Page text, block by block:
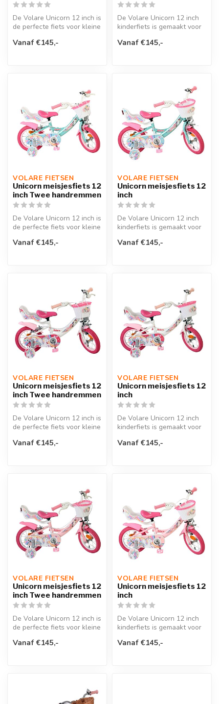
De Volare Unicorn 12 inch is
de perfecte fiets voor kleine
Vanaf €145,-
De Volare Unicorn 12 inch
kinderfiets is gemaakt voor
Vanaf €145,-
VOLARE FIETSEN
Unicorn meisjesfiets 12
inch Twee handremmen
De Volare Unicorn 12 inch is
de perfecte fiets voor kleine
Vanaf €145,-
VOLARE FIETSEN
Unicorn meisjesfiets 12
inch
De Volare Unicorn 12 inch
kinderfiets is gemaakt voor
Vanaf €145,-
VOLARE FIETSEN
Unicorn meisjesfiets 12
inch Twee handremmen
De Volare Unicorn 12 inch is
de perfecte fiets voor kleine
Vanaf €145,-
VOLARE FIETSEN
Unicorn meisjesfiets 12
inch
De Volare Unicorn 12 inch
kinderfiets is gemaakt voor
Vanaf €145,-
VOLARE FIETSEN
Unicorn meisjesfiets 12
inch Twee handremmen
De Volare Unicorn 12 inch is
de perfecte fiets voor kleine
Vanaf €145,-
VOLARE FIETSEN
Unicorn meisjesfiets 12
inch
De Volare Unicorn 12 inch
kinderfiets is gemaakt voor
Vanaf €145,-